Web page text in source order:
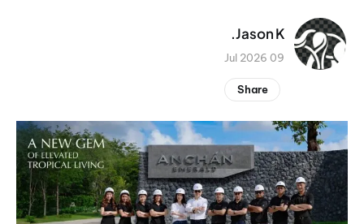
Jason K.
09 Jul 2026
Share